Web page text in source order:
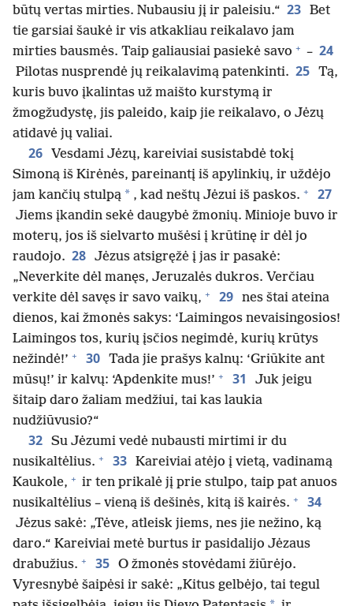
būtų vertas mirties. Nubausiu jį ir paleisiu.“ 23 Bet
tie garsiai šaukė ir vis atkakliau reikalavo jam
mirties bausmės. Taip galiausiai pasiekė savo + – 24
Pilotas nusprendė jų reikalavimą patenkinti. 25 Tą,
kuris buvo įkalintas už maišto kurstymą ir
žmogžudystę, jis paleido, kaip jie reikalavo, o Jėzų
atidavė jų valiai.
26
Vesdami Jėzų, kareiviai susistabdė tokį
Simoną iš Kirėnės, pareinantį iš apylinkių, ir uždėjo
jam kančių stulpą * , kad neštų Jėzui iš paskos. + 27
Jiems įkandin sekė daugybė žmonių. Minioje buvo ir
moterų, jos iš sielvarto mušėsi į krūtinę ir dėl jo
raudojo. 28 Jėzus atsigręžė į jas ir pasakė:
„Neverkite dėl manęs, Jeruzalės dukros. Verčiau
verkite dėl savęs ir savo vaikų, + 29 nes štai ateina
dienos, kai žmonės sakys: ‘Laimingos nevaisingosios!
Laimingos tos, kurių įsčios negimdė, kurių krūtys
nežindė!’ + 30 Tada jie prašys kalnų: ‘Griūkite ant
mūsų!’ ir kalvų: ‘Apdenkite mus!’ + 31
Juk jeigu
šitaip daro žaliam medžiui, tai kas laukia
nudžiūvusio?“
32 Su Jėzumi vedė nubausti mirtimi ir du
nusikaltėlius. + 33 Kareiviai atėjo į vietą, vadinamą
Kaukole, + ir ten prikalė jį prie stulpo, taip pat anuos
nusikaltėlius – vieną iš dešinės, kitą iš kairės. + 34
Jėzus sakė: „Tėve, atleisk jiems, nes jie nežino, ką
daro.“ Kareiviai metė burtus ir pasidalijo Jėzaus
drabužius. + 35 O žmonės stovėdami žiūrėjo.
Vyresnybė šaipėsi ir sakė: „Kitus gelbėjo, tai tegul